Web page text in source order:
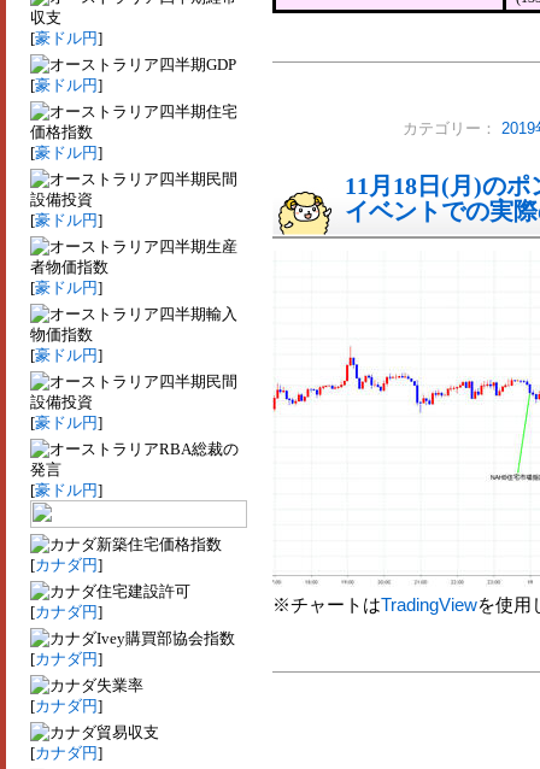
収支
[豪ドル円]
四半期GDP
[豪ドル円]
四半期住宅
価格指数
[豪ドル円]
四半期民間
設備投資
[豪ドル円]
四半期生産
者物価指数
[豪ドル円]
四半期輸入
物価指数
[豪ドル円]
四半期民間
設備投資
[豪ドル円]
RBA総裁の
発言
[豪ドル円]
新築住宅価格指数
[カナダ円]
住宅建設許可
[カナダ円]
Ivey購買部協会指数
[カナダ円]
失業率
[カナダ円]
貿易収支
[カナダ円]
カテゴリー： 2019
11月18日(月)の
イベントでの実
※チャートはTradingViewを使用